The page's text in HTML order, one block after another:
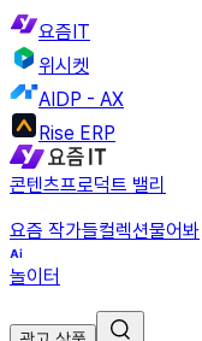
요즘IT
위시켓
AIDP - AX
Rise ERP
콘텐츠프로덕트 밸리
요즘 작가들컬렉션물어봐
놀이터